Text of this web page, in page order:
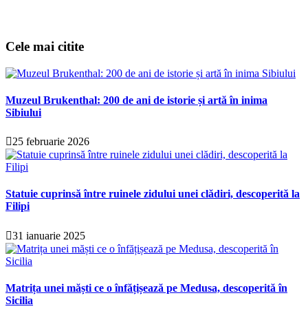
Cele mai citite
Muzeul Brukenthal: 200 de ani de istorie și artă în inima
Sibiului
25 februarie 2026
Statuie cuprinsă între ruinele zidului unei clădiri, descoperită la
Filipi
31 ianuarie 2025
Matrița unei măști ce o înfățișează pe Medusa, descoperită în
Sicilia